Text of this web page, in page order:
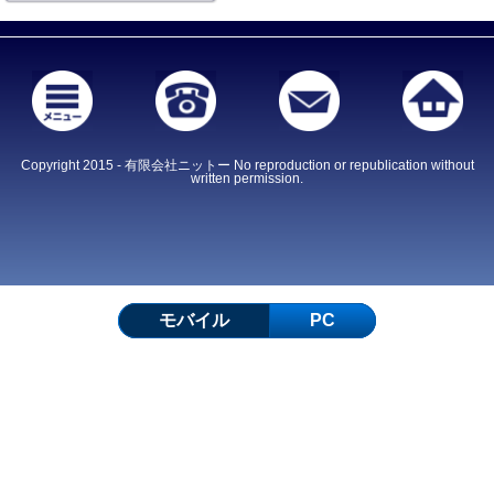
Copyright 2015 - 有限会社ニットー No reproduction or republication without
written permission.
モバイル PC